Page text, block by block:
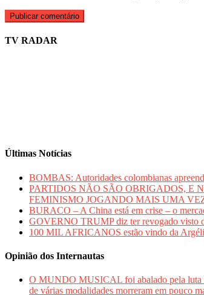
TV RADAR
Últimas Notícias
BOMBAS: Autoridades colombianas
PARTIDOS NÃO SÃO OBRIGADOS, E
FEMINISMO JOGANDO MAIS UMA
BURACO – A China está em crise – o
GOVERNO TRUMP diz ter revogado visto
100 MIL AFRICANOS estão vindo da
Opinião dos Internautas
O MUNDO MUSICAL foi abalado pela luta
de várias modalidades morreram em pouco